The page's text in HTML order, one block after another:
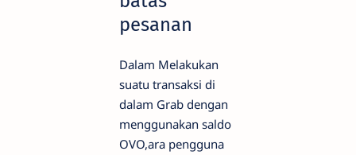
pesanan
Dalam Melakukan
suatu transaksi di
dalam Grab dengan
menggunakan saldo
OVO,ara pengguna